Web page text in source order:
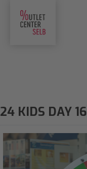
24 KIDS DAY 16